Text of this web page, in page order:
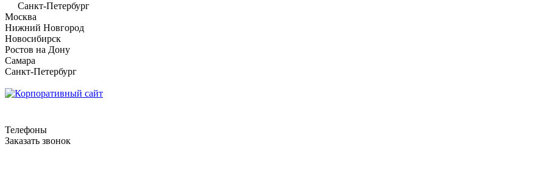
Санкт-Петербург
Москва
Нижний Новгород
Новосибирск
Ростов на Дону
Самара
Санкт-Петербург
Телефоны
Заказать звонок